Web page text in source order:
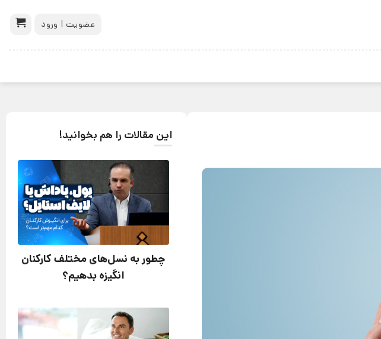
عضویت | ورود
این مقالات را هم بخوانید!
چطور به نسل‌های مختلف کارکنان
انگیزه بدهیم؟